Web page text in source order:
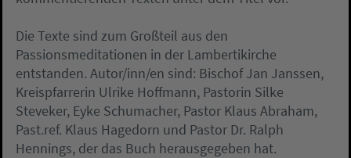
Die Texte sind zum Großteil aus den
Passionsmeditationen in der Lambertikirche
entstanden. Autor/inn/en sind: Bischof Jan Janssen,
Kreispfarrerin Ulrike Hoffmann, Pastorin Silke
Steveker, Eyke Schumacher, Pastor Klaus Abraham,
Past.ref. Klaus Hagedorn und Pastor Dr. Ralph
Hennings, der das Buch herausgegeben hat.